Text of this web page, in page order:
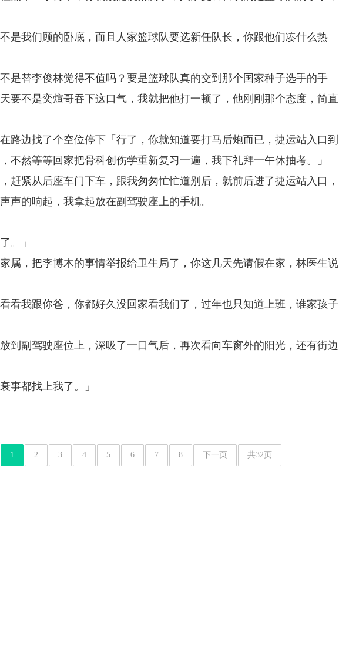
是我们顾的卧底，而且人家篮球队要选新任队长，你跟他们凑什么热
是替李俊林觉得不值吗？要是篮球队真的交到那个国家种子选手的手
要不是奕煊哥吞下这口气，我就把他打一顿了，他刚刚那个态度，简直
路边找了个空位停下「行了，你就知道要打马后炮而已，捷运站入口到
不然等等回家把骨科创伤学重新复习一遍，我下礼拜一午休抽考。」
赶紧从后座车门下车，跟我匆匆忙忙道别后，就前后进了捷运站入口，
声的响起，我拿起放在副驾驶座上的手机。
。」
属，把李博木的事情举报给卫生局了，你这几天先请假在家，林医生说
看我跟你爸，你都好久没回家看我们了，过年也只知道上班，谁家孩子
到副驾驶座位上，深吸了一口气后，再次看向车窗外的阳光，还有街边
事都找上我了。」
1 2 3 4 5 6 7 8 下一页 共32页